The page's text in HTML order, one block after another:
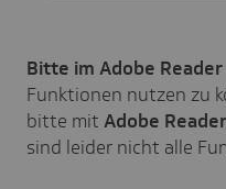
Bitte im Adobe
Funktionen nutzen zu
bitte mit Adobe Reader
sind leider nicht alle